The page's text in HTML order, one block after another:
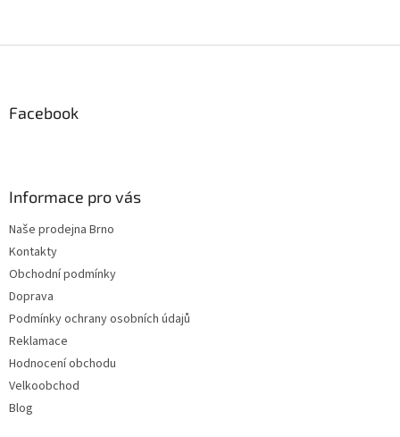
Facebook
Informace pro vás
Naše prodejna Brno
Kontakty
Obchodní podmínky
Doprava
Podmínky ochrany osobních údajů
Reklamace
Hodnocení obchodu
Velkoobchod
Blog